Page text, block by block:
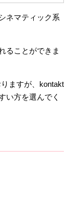
ネマティック系
ることができま
ますが、kontakt
い方を選んでく